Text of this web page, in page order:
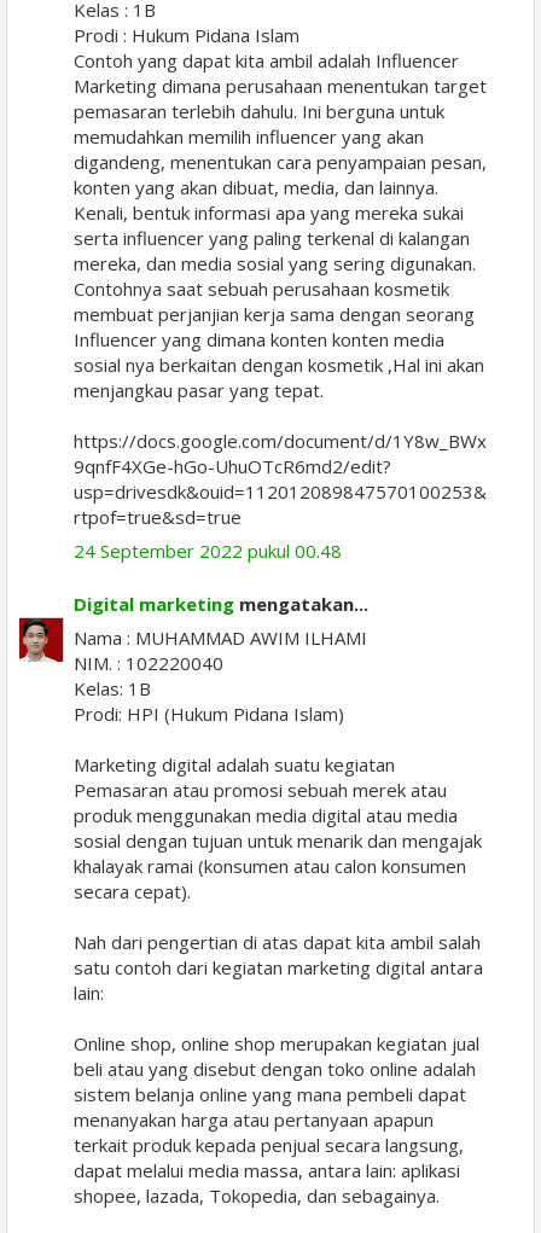
Kelas : 1B
Prodi : Hukum Pidana Islam
Contoh yang dapat kita ambil adalah Influencer
Marketing dimana perusahaan menentukan target
pemasaran terlebih dahulu. Ini berguna untuk
memudahkan memilih influencer yang akan
digandeng, menentukan cara penyampaian pesan,
konten yang akan dibuat, media, dan lainnya.
Kenali, bentuk informasi apa yang mereka sukai
serta influencer yang paling terkenal di kalangan
mereka, dan media sosial yang sering digunakan.
Contohnya saat sebuah perusahaan kosmetik
membuat perjanjian kerja sama dengan seorang
Influencer yang dimana konten konten media
sosial nya berkaitan dengan kosmetik ,Hal ini akan
menjangkau pasar yang tepat.
https://docs.google.com/document/d/1Y8w_BWx
9qnfF4XGe-hGo-UhuOTcR6md2/edit?
usp=drivesdk&ouid=112012089847570100253&
rtpof=true&sd=true
24 September 2022 pukul 00.48
Digital marketing mengatakan...
Nama : MUHAMMAD AWIM ILHAMI
NIM. : 102220040
Kelas: 1B
Prodi: HPI (Hukum Pidana Islam)
Marketing digital adalah suatu kegiatan
Pemasaran atau promosi sebuah merek atau
produk menggunakan media digital atau media
sosial dengan tujuan untuk menarik dan mengajak
khalayak ramai (konsumen atau calon konsumen
secara cepat).
Nah dari pengertian di atas dapat kita ambil salah
satu contoh dari kegiatan marketing digital antara
lain:
Online shop, online shop merupakan kegiatan jual
beli atau yang disebut dengan toko online adalah
sistem belanja online yang mana pembeli dapat
menanyakan harga atau pertanyaan apapun
terkait produk kepada penjual secara langsung,
dapat melalui media massa, antara lain: aplikasi
shopee, lazada, Tokopedia, dan sebagainya.